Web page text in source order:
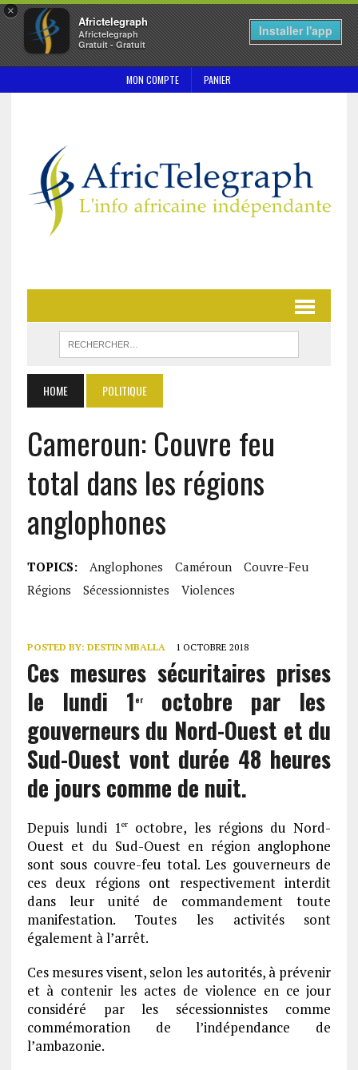
×
Africtelegraph
Africtelegraph
Gratuit - Gratuit
Installer l'app
MON COMPTE PANIER
HOME POLITIQUE
Cameroun: Couvre feu
total dans les régions
anglophones
TOPICS: Anglophones Caméroun
Couvre-Feu
Régions
Sécessionnistes Violences
POSTED BY: DESTIN MBALLA 1 OCTOBRE 2018
Ces mesures sécuritaires prises
le lundi 1 er
octobre par les
gouverneurs du Nord-Ouest et du
Sud-Ouest vont durée 48 heures
de jours comme de nuit.
Depuis lundi 1er
octobre, les régions du Nord-
Ouest et du Sud-Ouest en région anglophone
sont sous couvre-feu total. Les gouverneurs de
ces deux régions ont respectivement interdit
dans leur unité de commandement toute
manifestation. Toutes les activités sont
également à l’arrêt.
Ces mesures visent, selon les autorités, à prévenir
et à contenir les actes de violence en ce jour
considéré par les sécessionnistes comme
commémoration de l’indépendance de
l’ambazonie.